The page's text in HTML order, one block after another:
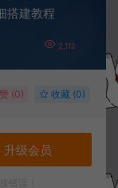
搭建教程
2,112
(0) 收藏 (0)
升级会员